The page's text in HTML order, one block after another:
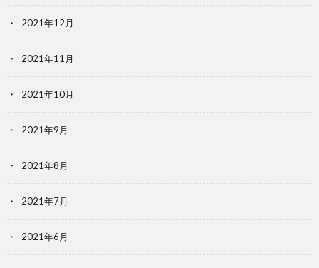
2021年12月
2021年11月
2021年10月
2021年9月
2021年8月
2021年7月
2021年6月